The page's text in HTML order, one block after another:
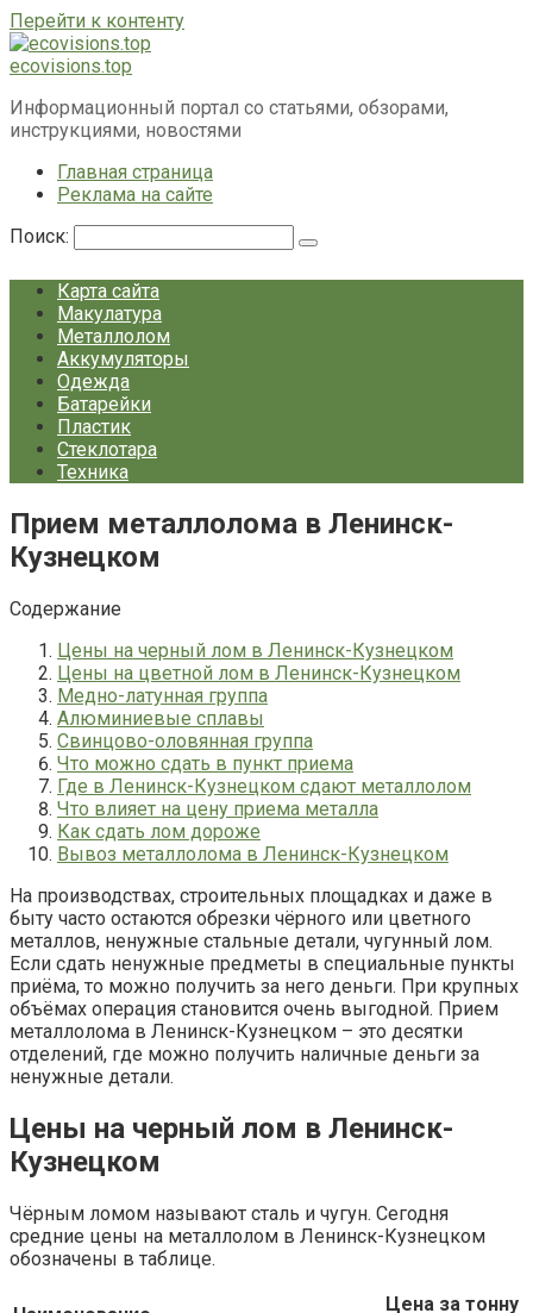
Перейти к контенту
ecovisions.top
Информационный портал со статьями, обзорами,
инструкциями, новостями
Главная страница
Реклама на сайте
Поиск:
Карта сайта
Макулатура
Металлолом
Аккумуляторы
Одежда
Батарейки
Пластик
Стеклотара
Техника
Прием металлолома в Ленинск-
Кузнецком
Содержание
Цены на черный лом в Ленинск-Кузнецком
Цены на цветной лом в Ленинск-Кузнецком
Медно-латунная группа
Алюминиевые сплавы
Свинцово-оловянная группа
Что можно сдать в пункт приема
Где в Ленинск-Кузнецком сдают металлолом
Что влияет на цену приема металла
Как сдать лом дороже
Вывоз металлолома в Ленинск-Кузнецком
На производствах, строительных площадках и даже в
быту часто остаются обрезки чёрного или цветного
металлов, ненужные стальные детали, чугунный лом.
Если сдать ненужные предметы в специальные пункты
приёма, то можно получить за него деньги. При крупных
объёмах операция становится очень выгодной. Прием
металлолома в Ленинск-Кузнецком – это десятки
отделений, где можно получить наличные деньги за
ненужные детали.
Цены на черный лом в Ленинск-
Кузнецком
Чёрным ломом называют сталь и чугун. Сегодня
средние цены на металлолом в Ленинск-Кузнецком
обозначены в таблице.
Цена за тонну